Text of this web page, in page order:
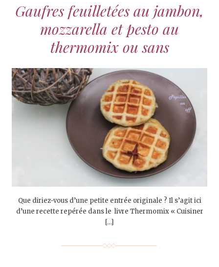
Gaufres feuilletées au jambon,
mozzarella et pesto au
thermomix ou sans
Que diriez-vous d’une petite entrée originale ? Il s’agit ici
d’une recette repérée dans le livre Thermomix « Cuisiner
[…]